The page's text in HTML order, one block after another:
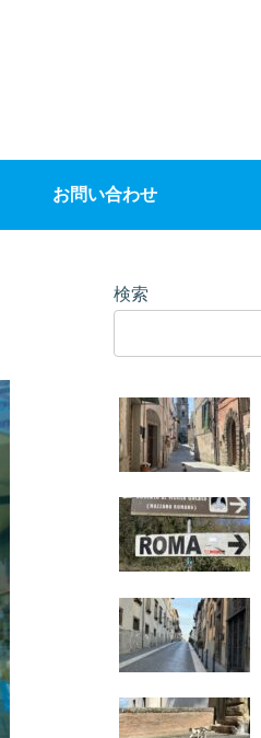
お問い合わせ
検索